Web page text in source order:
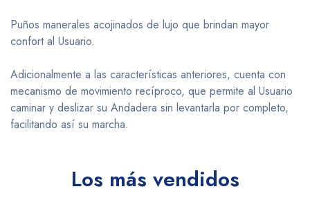
Puños manerales acojinados de lujo que brindan mayor
confort al Usuario.
Adicionalmente a las características anteriores, cuenta con
mecanismo de movimiento recíproco, que permite al Usuario
caminar y deslizar su Andadera sin levantarla por completo,
facilitando así su marcha.
Los más vendidos